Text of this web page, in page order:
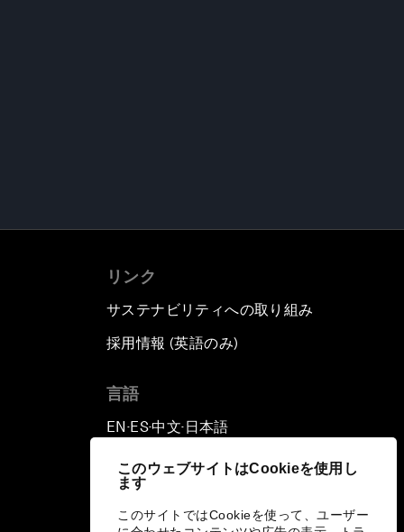
このウェブサイトはCookieを使用し
ます
このサイトではCookieを使って、ユーザー
リンク
サステナビリティへの取り組み
採用情報 (英語のみ)
言語
EN ▪ES▪中文▪ 日本語